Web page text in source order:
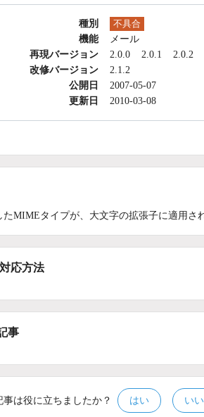
種別 不具合
機能
メール
再現バージョン
2.0.0 2.0.1 2.0.2
改修バージョン
2.1.2
公開日
2007-05-07
更新日
2010-03-08
たMIMEタイプが、大文字の拡張子に適用さ
応方法
事
事は役に立ちましたか？ はい いい